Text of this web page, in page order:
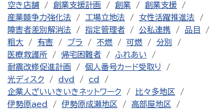
空き店舗
創業支援計画 創業
創業支援
産業競争力強化法
工場立地法
女性活躍推進法
障害者差別解消法
指定管理者 公私連携
品目
粗大
有害 プラ 不燃 可燃
分別
医療救護所
帰宅困難者
ふれあい
耐震改修促進計画
個人番号カード受取り
光ディスク
dvd
cd
企業人ざいいきいきネットワーク
比々多地区
伊勢原aed
伊勢原成瀬地区
高部屋地区